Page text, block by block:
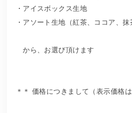
・アイスボックス生地
・アソート生地（紅茶、ココア、抹
から、お選び頂けます
＊＊ 価格につきまして（表示価格